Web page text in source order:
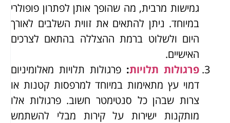
גמישות מרבית, מה שהופך אותן לפתרון פופולרי
במיוחד. ניתן להתאים את זווית השלבים לאורך
היום ולשלוט ברמת ההצללה בהתאם לצרכים
האישיים.
פרגולות תלויות: פרגולות תלויות מאלומיניום
דמוי עץ מתאימות במיוחד למרפסות קטנות או
צרות שבהן כל סנטימטר חשוב. פרגולות אלו
מותקנות ישירות על קירות מבלי להשתמש